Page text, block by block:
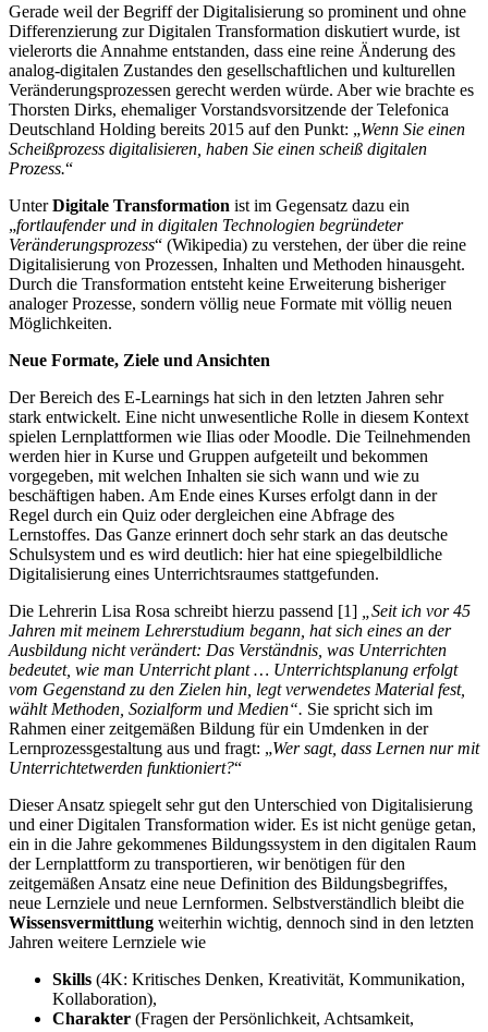
Gerade weil der Begriff der Digitalisierung so prominent und ohne
Differenzierung zur Digitalen Transformation diskutiert wurde, ist
vielerorts die Annahme entstanden, dass eine reine Änderung des
analog-digitalen Zustandes den gesellschaftlichen und kulturellen
Veränderungsprozessen gerecht werden würde. Aber wie brachte es
Thorsten Dirks, ehemaliger Vorstandsvorsitzende der Telefonica
Deutschland Holding bereits 2015 auf den Punkt: „Wenn Sie einen
Scheißprozess digitalisieren, haben Sie einen scheiß digitalen
Prozess.“
UnterDigitale Transformation ist im Gegensatz dazu ein
„fortlaufender und in digitalen Technologien begründeter
Veränderungsprozess“ (Wikipedia) zu verstehen, der über die reine
Digitalisierung von Prozessen, Inhalten und Methoden hinausgeht.
Durch die Transformation entsteht keine Erweiterung bisheriger
analoger Prozesse, sondern völlig neue Formate mit völlig neuen
Möglichkeiten.
Neue Formate, Ziele und Ansichten
Der Bereich des E-Learnings hat sich in den letzten Jahren sehr
stark entwickelt. Eine nicht unwesentliche Rolle in diesem Kontext
spielen Lernplattformen wie Ilias oder Moodle. Die Teilnehmenden
werden hier in Kurse und Gruppen aufgeteilt und bekommen
vorgegeben, mit welchen Inhalten sie sich wann und wie zu
beschäftigen haben. Am Ende eines Kurses erfolgt dann in der
Regel durch ein Quiz oder dergleichen eine Abfrage des
Lernstoffes. Das Ganze erinnert doch sehr stark an das deutsche
Schulsystem und es wird deutlich: hier hat eine spiegelbildliche
Digitalisierung eines Unterrichtsraumes stattgefunden.
Die Lehrerin Lisa Rosa schreibt hierzu passend [1]
„Seit ich vor 45
Jahren mit meinem Lehrerstudium begann, hat sich eines an der
Ausbildung nicht verändert: Das Verständnis, was Unterrichten
bedeutet, wie man Unterricht plant … Unterrichtsplanung erfolgt
vom Gegenstand zu den Zielen hin, legt verwendetes Material fest,
wählt Methoden, Sozialform und Medien“. Sie spricht sich im
Rahmen einer zeitgemäßen Bildung für ein Umdenken in der
Lernprozessgestaltung aus und fragt: „Wer sagt, dass Lernen nur mit
Unterrichtetwerden funktioniert?“
Dieser Ansatz spiegelt sehr gut den Unterschied von Digitalisierung
und einer Digitalen Transformation wider. Es ist nicht genüge getan,
ein in die Jahre gekommenes Bildungssystem in den digitalen Raum
der Lernplattform zu transportieren, wir benötigen für den
zeitgemäßen Ansatz eine neue Definition des Bildungsbegriffes,
neue Lernziele und neue Lernformen. Selbstverständlich bleibt die
Wissensvermittlung weiterhin wichtig, dennoch sind in den letzten
Jahren weitere Lernziele wie
Skills (4K: Kritisches Denken, Kreativität, Kommunikation,
Kollaboration),
Charakter (Fragen der Persönlichkeit, Achtsamkeit,